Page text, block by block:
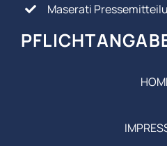
Maserati